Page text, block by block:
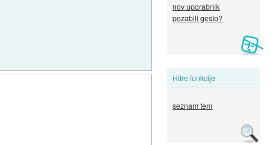
nov uporabnik
pozabili geslo?
Hitre funkcije
seznam tem